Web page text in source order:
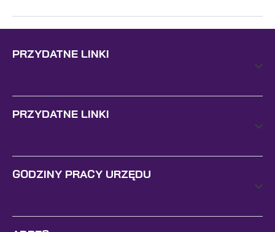
PRZYDATNE LINKI
PRZYDATNE LINKI
GODZINY PRACY URZĘDU